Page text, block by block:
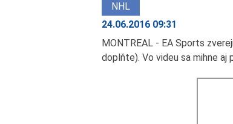
NHL
24.06.2016 09:31
MONTREAL - EA Sports
doplňte). Vo videu sa mihne